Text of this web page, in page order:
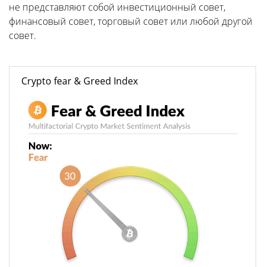
не представляют собой инвестиционный совет,
финансовый совет, торговый совет или любой другой
совет.
Crypto fear & Greed Index